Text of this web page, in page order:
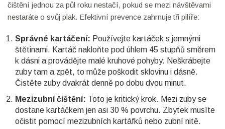
čištění jednou za půl roku nestačí, pokud se mezi návštěvami
nestaráte o svůj plak. Efektivní prevence zahrnuje tři pilíře:
Správné kartáčení: Používejte kartáček s jemnými
štětinami. Kartáč nakloňte pod úhlem 45 stupňů směrem
k dásni a provádějte malé kruhové pohyby. Neškrábejte
zuby tam a zpět, to může poškodit sklovinu i dásně.
Čistěte zuby dvakrát denně po dobu dvou minut.
Mezizubní čištění: Toto je kritický krok. Mezi zuby se
dostane kartáčkem jen asi 30 % povrchu. Zbytek musíte
očistit pomocí mezizubních kartáfků nebo zubní nitě.